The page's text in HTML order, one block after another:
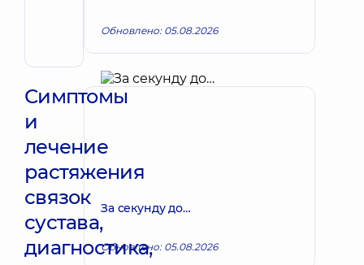
Хирург
Симптомы
и
лечение
растяжения
связок
сустава,
диагностика,
Обновлено: 05.08.2026
За секунду до…
Обновлено: 05.08.2026